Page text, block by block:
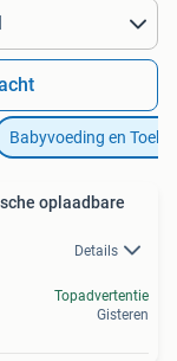
Babyvoeding en
oplaadbare
Details
Topadvertentie
Gisteren